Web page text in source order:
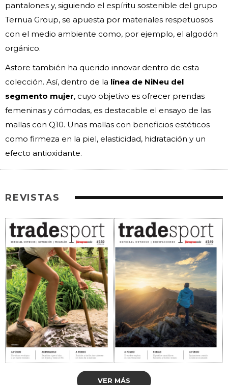
pantalones y, siguiendo el espíritu sostenible del grupo
Ternua Group, se apuesta por materiales respetuosos
con el medio ambiente como, por ejemplo, el algodón
orgánico.
Astore también ha querido innovar dentro de esta
colección. Así, dentro de la línea de NiNeu del
segmento mujer, cuyo objetivo es ofrecer prendas
femeninas y cómodas, es destacable el ensayo de las
mallas con Q10. Unas mallas con beneficios estéticos
como firmeza en la piel, elasticidad, hidratación y un
efecto antioxidante.
REVISTAS
VER MÁS